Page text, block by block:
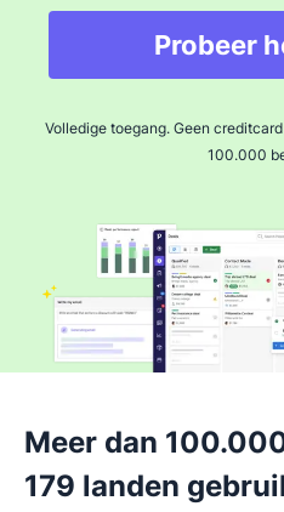
Probeer
Volledige toegang. Geen
100.000
Meer dan
179 landen